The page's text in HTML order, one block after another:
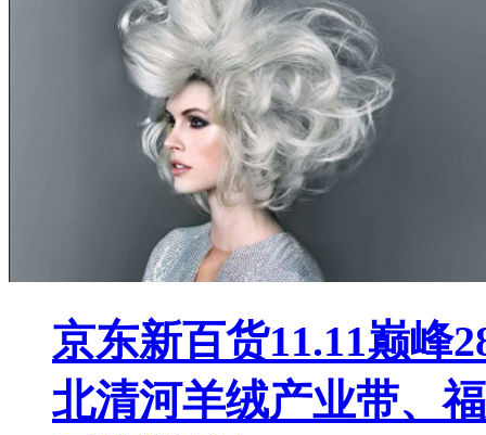
京东新百货11.11巅峰
北清河羊绒产业带、